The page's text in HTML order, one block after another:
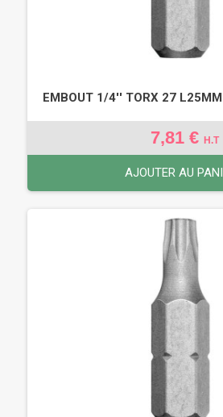
EMBOUT 1/4'' TORX 27
7,81 € H.T
AJOUTER AU